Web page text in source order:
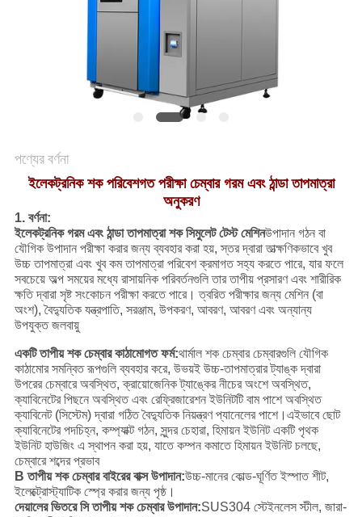
গোপনীয়তা
পণ্যের বর্ণনা
ইলেকট্রনিক শক পরিবেশগত পরীক্ষা চেম্বার গরম এবং ঠান্ডা তাপমাত্রা
অনুকরণ
1. বর্ণনা:
ইলেকট্রনিক গরম এবং ঠান্ডা তাপমাত্রা শক সিমুলেট টেস্ট মেশিনউপাদান গঠন বা
যৌগিক উপাদান পরীক্ষা করার জন্য ব্যবহার করা হয়, স্তর দ্বারা তাত্ক্ষণিকভাবে খুব
উচ্চ তাপমাত্রা এবং খুব কম তাপমাত্রা পরিবেশ ক্রমাগত সহ্য করতে পারে, যার ফলে
সবচেয়ে অল্প সময়ের মধ্যে রাসায়নিক পরিবর্তনগুলি তার তাপীয় প্রসারণ এবং শারীরিক
ক্ষতি দ্বারা সৃষ্ট সংকোচন পরীক্ষা করতে পারে। ত্বরিত পরীক্ষার জন্য মেশিন (বা
অংশ), বৈদ্যুতিক যন্ত্রপাতি, সরঞ্জাম, উপকরণ, আবরণ, আবরণ এবং অন্যান্য
উপযুক্ত জলবায়ু
একটি তাপীয় শক চেম্বার কাঠামোগত ফর্ম:থার্মাল শক চেম্বার চেম্বারগুলি যৌগিক
কাঠামোর সমন্বিত রূপগুলি ব্যবহার করে, উভয়ই উচ্চ-তাপমাত্রার ট্যাঙ্ক দ্বারা
উপরের চেম্বারে অবস্থিত, ক্রায়োজেনিক ট্যাঙ্কের নীচের অংশে অবস্থিত,
ক্যাবিনেটের পিছনে অবস্থিত এবং রেফ্রিজারেশন ইউনিটটি বাম পাশে অবস্থিত
ক্যাবিনেট (সিস্টেম) দ্বারা গঠিত বৈদ্যুতিক নিয়ন্ত্রণ প্যানেলের পাশে।এইভাবে ছোট
ক্যাবিনেটের পদচিহ্ন, কম্প্যাক্ট গঠন, সুন্দর চেহারা, হিমায়ন ইউনিট একটি পৃথক
ইউনিট হাউজিং এ স্থাপন করা হয়, যাতে কম্পন কমাতে হিমায়ন ইউনিট চলছে,
চেম্বারে শব্দের প্রভাব
B তাপীয় শক চেম্বার বাইরের বাক্স উপাদান:উচ্চ-মানের কোল্ড-ঘূর্ণিত ইস্পাত শীট,
ইলেক্ট্রোস্ট্যাটিক স্প্রে করার জন্য পৃষ্ঠ।
দেয়ালের ভিতরে সি তাপীয় শক চেম্বার উপাদান:SUS304 স্টেইনলেস স্টীল, জারা-